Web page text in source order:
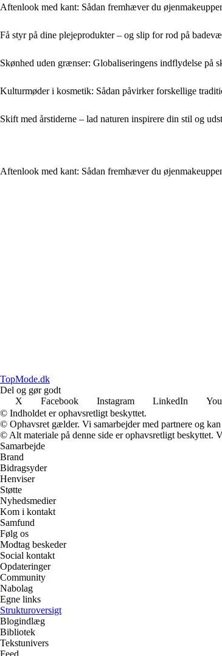
Aftenlook med kant: Sådan fremhæver du
Få styr på dine plejeprodukter – og slip for rod på
Skønhed uden grænser: Globaliseringens indflydelse på
Kulturmøder i kosmetik: Sådan påvirker forskellige
Skift med årstiderne – lad naturen inspirere din stil og
Aftenlook med kant: Sådan fremhæver du
TopMode.dk
Del og gør godt
X
Facebook Instagram LinkedIn
© Indholdet er ophavsretligt beskyttet.
© Ophavsret gælder. Vi samarbejder med partnere og
© Alt materiale på denne side er ophavsretligt beskyttet.
Samarbejde
Brand
Bidragsyder
Henviser
Støtte
Nyhedsmedier
Kom i kontakt
Samfund
Følg os
Modtag beskeder
Social kontakt
Opdateringer
Community
Nabolag
Egne links
Strukturoversigt
Blogindlæg
Bibliotek
Tekstunivers
Feed